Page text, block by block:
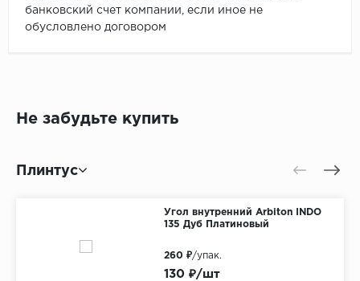
банковский счет компании, если иное не
обусловлено договором
Не забудьте купить
Плинтус
Угол внутренний Arbiton INDO
135 Дуб Платиновый
130 ₽/шт
260 ₽/упак.